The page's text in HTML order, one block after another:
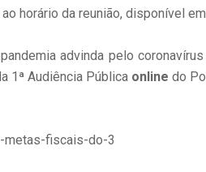
horário da reunião, disponível
advinda pelo
1ª Audiência Pública online do
metas-fiscais-do-3